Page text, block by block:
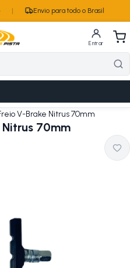
Envio para todo o Brasil
Entrar
V-Brake Nitrus 70mm
70mm